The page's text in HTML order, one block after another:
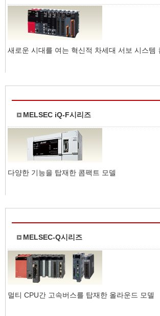
새로운 시대를 여는 혁신적 차세대 서보 시스템
MELSEC iQ-F시리즈
다양한 기능을 탑재한 콤팩트 모델
MELSEC-Q시리즈
멀티 CPU간 고속버스를 탑재한 올라운드 모델